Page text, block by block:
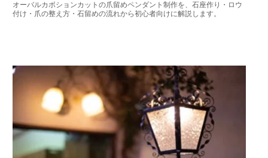
オーバルカボションカットの爪留めペンダント制作を、石座作り・ロウ
付け・爪の整え方・石留めの流れから初心者向けに解説します。